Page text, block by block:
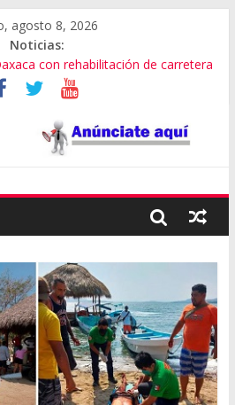
agosto 8, 2026
Noticias:
con rehabilitación de carretera
creer en el valor del arte
algoritmos y vulneración de
que viene de EU
4 muertos